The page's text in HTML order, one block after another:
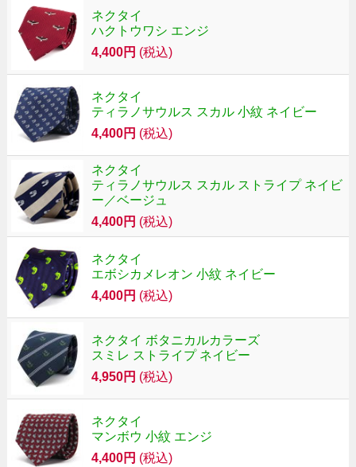
ネクタイ
ハクトウワシ エンジ
4,400円 (税込)
ネクタイ
ティラノサウルス スカル 小紋 ネイビー
4,400円 (税込)
ネクタイ
ティラノサウルス スカル ストライプ ネイビ
ー／ベージュ
4,400円 (税込)
ネクタイ
エボシカメレオン 小紋 ネイビー
4,400円 (税込)
ネクタイ ボタニカルカラーズ
スミレ ストライプ ネイビー
4,950円 (税込)
ネクタイ
マンボウ 小紋 エンジ
4,400円 (税込)